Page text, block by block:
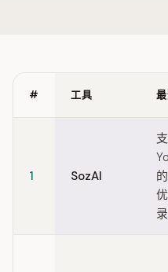
# 工具
1 SozAI
录